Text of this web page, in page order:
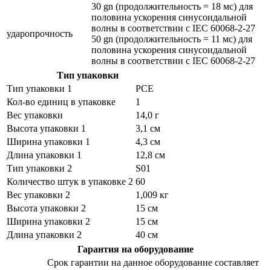
ударопрочность
30 gn (продолжительность = 18 мс) для
половина ускорения синусоидальной
волны в соответствии с IEC 60068-2-27
50 gn (продолжительность = 11 мс) для
половина ускорения синусоидальной
волны в соответствии с IEC 60068-2-27
Тип упаковки
Тип упаковки 1
PCE
Кол-во единиц в упаковке
1
Вес упаковки
14,0 г
Высота упаковки 1
3,1 см
Ширина упаковки 1
4,3 см
Длина упаковки 1
12,8 см
Тип упаковки 2
S01
Количество штук в упаковке 2 60
Вес упаковки 2
1,009 кг
Высота упаковки 2
15 см
Ширина упаковки 2
15 см
Длина упаковки 2
40 см
Гарантия на оборудование
Срок гарантии на данное оборудование составляет